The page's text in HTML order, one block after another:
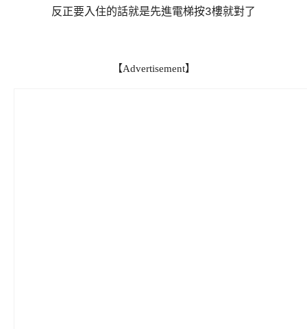
反正要入住的話就是先進電梯按3樓就對了
【Advertisement】